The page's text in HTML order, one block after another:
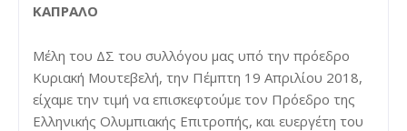
ΚΑΠΡΑΛΟ
Μέλη του ΔΣ του συλλόγου μας υπό την πρόεδρο
Κυριακή Μουτεβελή, την Πέμπτη 19 Απριλίου 2018,
είχαμε την τιμή να επισκεφτούμε τον Πρόεδρο της
Ελληνικής Ολυμπιακής Επιτροπής, και ευεργέτη του